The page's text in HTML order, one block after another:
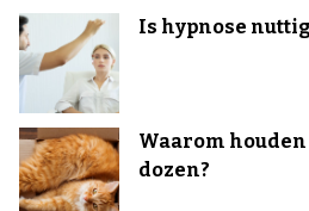
Is hypnose
Waarom
dozen?